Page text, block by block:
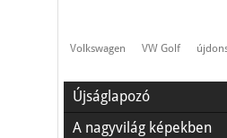
Volkswagen VW Golf
Újságlapozó
A nagyvilág képekben